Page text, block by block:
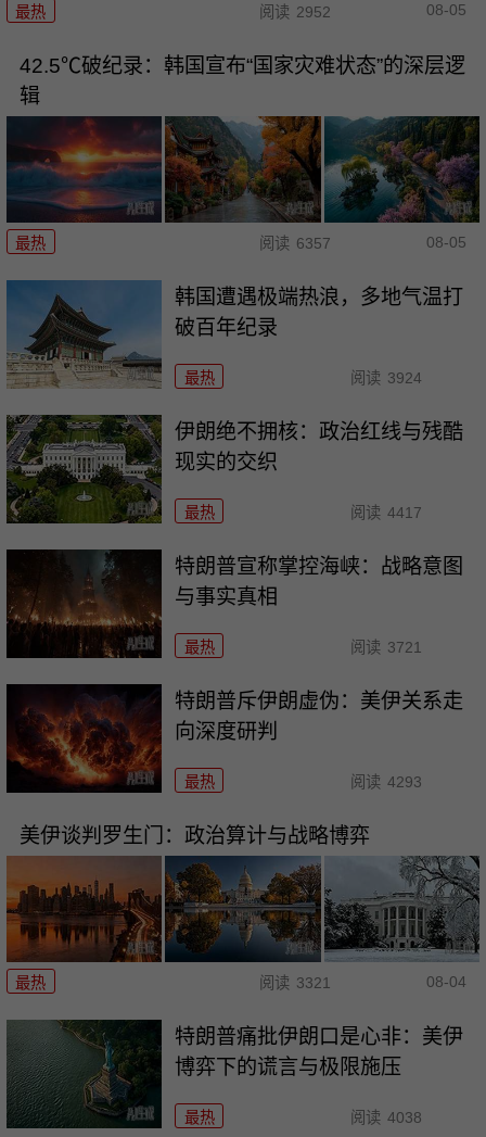
最热 阅读 2952 08-05
42.5℃破纪录：韩国宣布“国家灾难状态”的深层逻
辑
最热 阅读 6357 08-05
韩国遭遇极端热浪，多地气温打
破百年纪录
最热 阅读 3924
伊朗绝不拥核：政治红线与残酷
现实的交织
最热 阅读 4417
特朗普宣称掌控海峡：战略意图
与事实真相
最热 阅读 3721
特朗普斥伊朗虚伪：美伊关系走
向深度研判
最热 阅读 4293
美伊谈判罗生门：政治算计与战略博弈
最热 阅读 3321 08-04
特朗普痛批伊朗口是心非：美伊
博弈下的谎言与极限施压
最热 阅读 4038